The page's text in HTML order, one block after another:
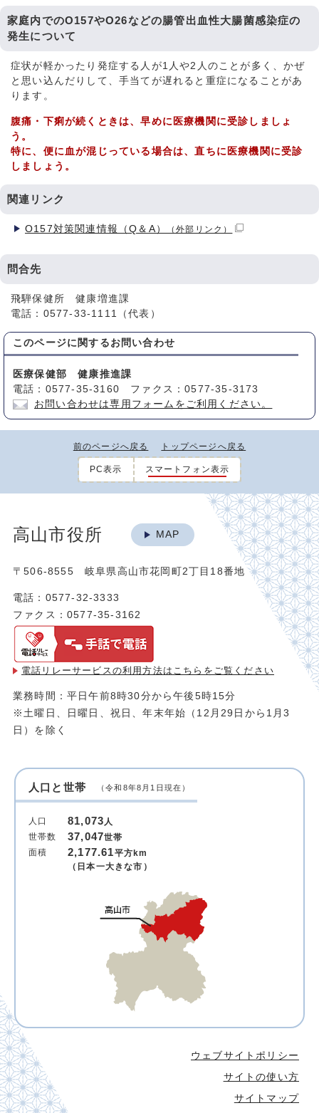
家庭内でのO157やO26などの腸管出血性大腸菌感染症の
発生について
症状が軽かったり発症する人が1人や2人のことが多く、かぜ
と思い込んだりして、手当てが遅れると重症になることがあ
ります。
腹痛・下痢が続くときは、早めに医療機関に受診しましょ
う。
特に、便に血が混じっている場合は、直ちに医療機関に受診
しましょう。
関連リンク
O157対策関連情報（Q＆A） （外部リンク）
問合先
飛騨保健所 健康増進課
電話：0577-33-1111（代表）
このページに関する お問い合わせ
医療保健部 健康推進課
電話：0577-35-3160 ファクス：0577-35-3173
お問い合わせは専用フォームをご利用ください。
前のページへ戻る トップページへ戻る
PC表示 スマートフォン表示
高山市役所 MAP
〒506-8555 岐阜県高山市花岡町2丁目18番地
電話：0577-32-3333
ファクス：0577-35-3162
電話リレーサービスの利用方法は こちらをご覧ください
業務時間：平日午前8時30分から午後5時15分
※土曜日、日曜日、祝日、年末年始（12月29日から1月3
日）を除く
人口と世帯 （令和8年8月1日現在）
人口 81,073人
世帯数
37,047世帯
面積
2,177.61平方km
（日本一大きな市）
ウェブサイトポリシー
サイトの使い方
サイトマップ